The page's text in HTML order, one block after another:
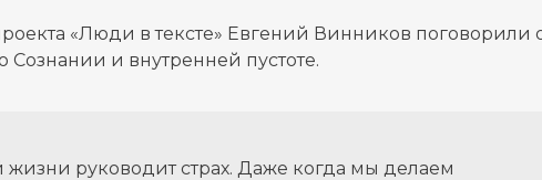
«Люди в тексте» Евгений Винников поговорили
и внутренней пустоте.
руководит страх. Даже когда мы делаем